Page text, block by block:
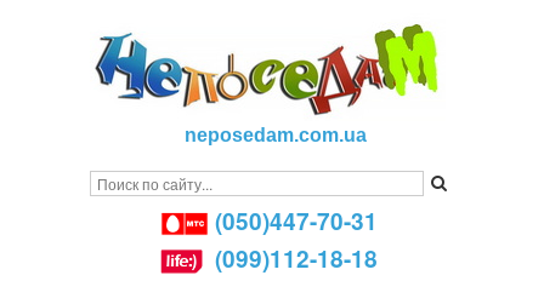
neposedam.com.ua
(050)447-70-31
(099)112-18-18